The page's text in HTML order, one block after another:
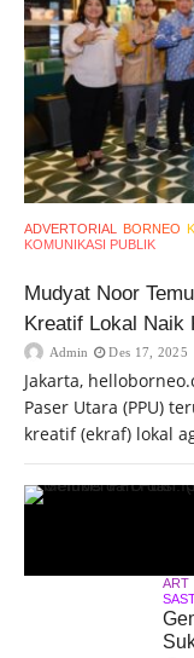
ADVERTORIAL BORNEO
KOMUNIKASI PUBLIK
Mudyat Noor
Kreatif Lokal Naik
Admin Des 17, 2025
Jakarta,
Paser Utara (PPU)
kreatif (ekraf) lokal
ART